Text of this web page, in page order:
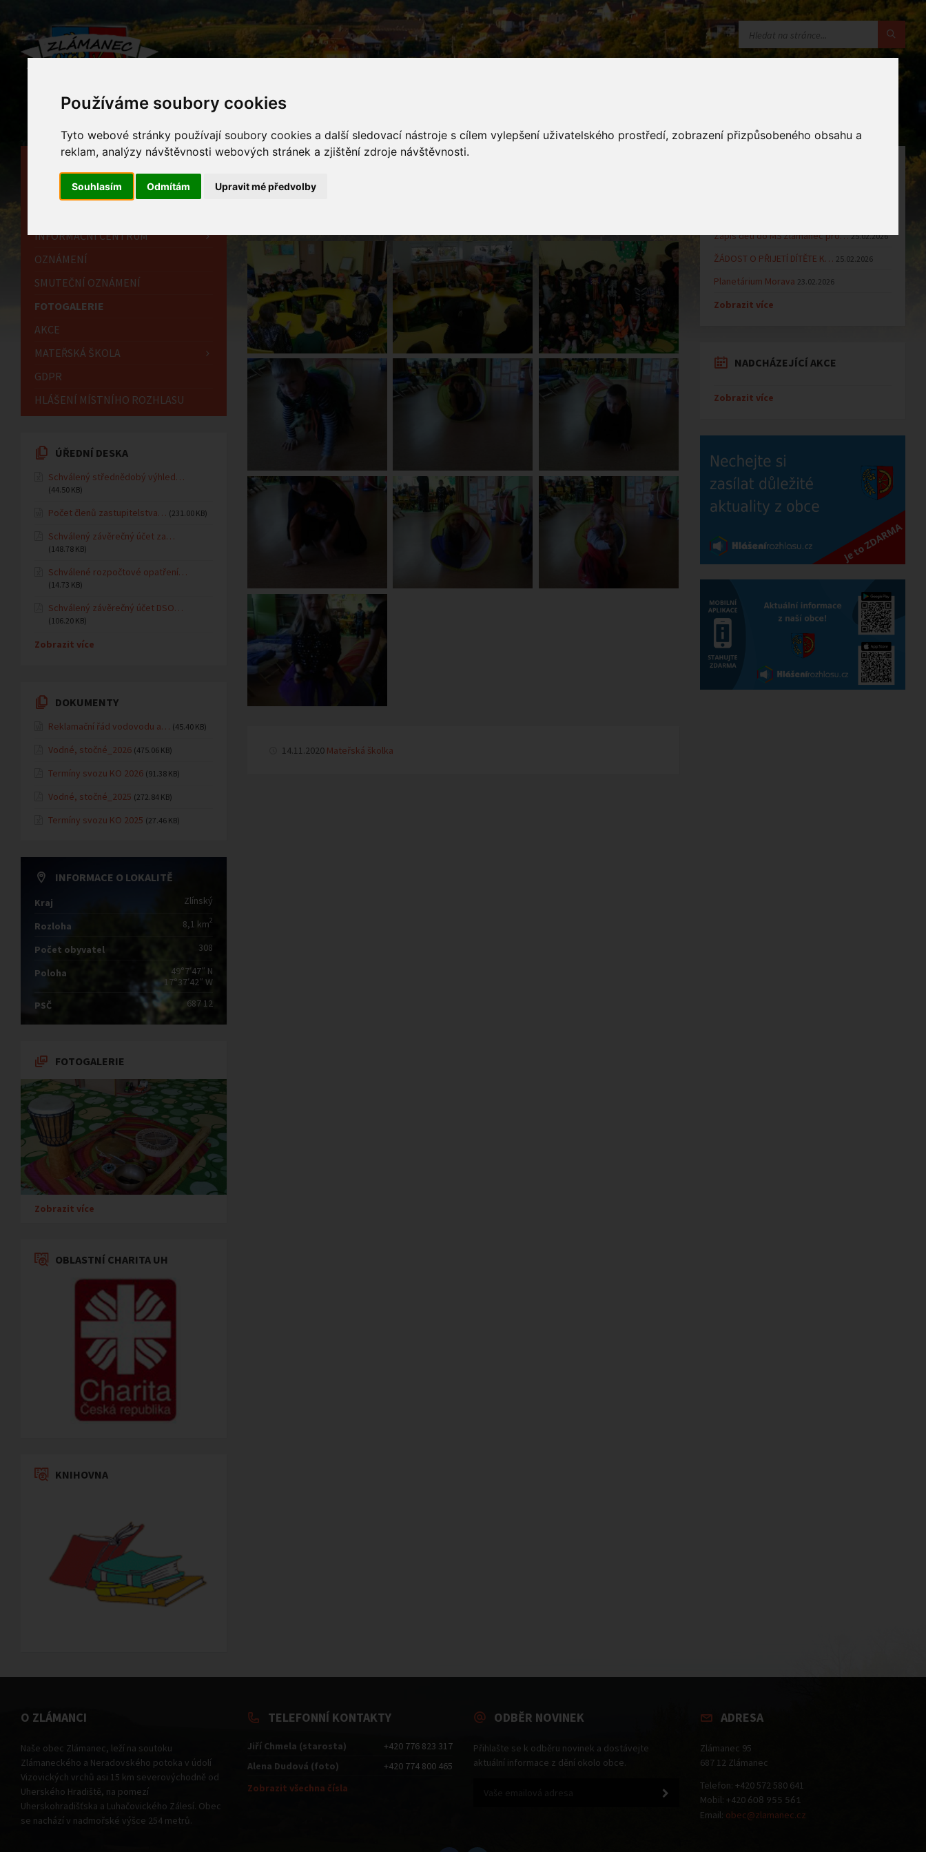
Používáme soubory cookies
Tyto webové stránky používají soubory cookies a další sledovací nástroje s cílem vylepšení uživatelského prostředí, zobrazení přizpůsobeného obsahu a
reklam, analýzy návštěvnosti webových stránek a zjištění zdroje návštěvnosti.
Souhlasím Odmítám Upravit mé předvolby
14.11.2020 Mateřská školka
OBECNÍ ÚŘAD
INFORMAČNÍ CENTRUM
OZNÁMENÍ
SMUTEČNÍ OZNÁMENÍ
FOTOGALERIE
AKCE
MATEŘSKÁ ŠKOLA
GDPR
HLÁŠENÍ MÍSTNÍHO ROZHLASU
ÚŘEDNÍ DESKA
Schválený střednědobý výhled…
(44.50 KB)
Počet členů zastupitelstva… (231.00 KB)
Schválený závěrečný účet za…
(148.78 KB)
Schválené rozpočtové opatření…
(14.73 KB)
Schválený závěrečný účet DSO…
(106.20 KB)
Zobrazit více
DOKUMENTY
Reklamační řád vodovodu a… (45.40 KB)
Vodné, stočné_2026 (475.06 KB)
Termíny svozu KO 2026 (91.38 KB)
Vodné, stočné_2025 (272.84 KB)
Termíny svozu KO 2025 (27.46 KB)
INFORMACE O LOKALITĚ
Kraj Zlínský
Rozloha 8,1 km2
Počet obyvatel 308
Poloha
49°7′47″ N
17°37′42″ W
PSČ
687 12
FOTOGALERIE
Zobrazit více
OBLASTNÍ CHARITA UH
KNIHOVNA
Zápis dětí do MŠ Zlámanec pro… 25.02.2026
ŽÁDOST O PŘIJETÍ DÍTĚTE K… 25.02.2026
Planetárium Morava 23.02.2026
Zobrazit více
NADCHÁZEJÍCÍ AKCE
Zobrazit více
O ZLÁMANCI
Naše obec Zlámanec, leží na soutoku
Zlámaneckého a Neradovského potoka v údolí
Vizovických vrchů asi 15 km severovýchodně od
Uherského Hradiště, na pomezí
Uherskohradišťska a Luhačovického Zálesí. Obec
se nachází v nadmořské výšce 254 metrů.
TELEFONNÍ KONTAKTY
Jiří Chmela (starosta)
+420 776 823 317
Alena Dudová (foto)
+420 774 800 465
Zobrazit všechna čísla
ODBĚR NOVINEK
Přihlašte se k odběru novinek a dostávejte
aktuální informace z dění okolo obce.
ADRESA
Zlámanec 95
687 12 Zlámanec
Telefon: +420 572 580 641
Mobil: +420 608 955 561
Email: obec@zlamanec.cz